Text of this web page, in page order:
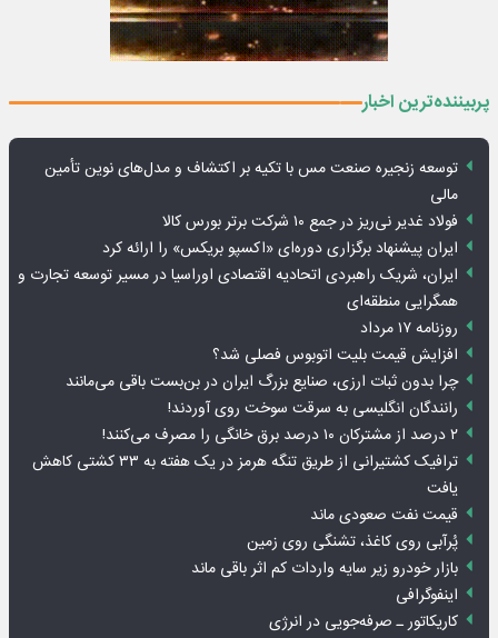
پربیننده‌ترین اخبار
توسعه زنجیره صنعت مس با تکیه بر اکتشاف و مدل‌های نوین تأمین
مالی
فولاد غدیر نی‌ریز در جمع ۱۰ شرکت برتر بورس کالا
ایران پیشنهاد برگزاری دوره‌ای «اکسپو بریکس» را ارائه کرد
ایران، شریک راهبردی اتحادیه اقتصادی اوراسیا در مسیر توسعه تجارت و
همگرایی منطقه‌ای
روزنامه ۱۷ مرداد
افزایش قیمت بلیت اتوبوس فصلی شد؟
چرا بدون ثبات ارزی، صنایع بزرگ ایران در بن‌بست باقی می‌مانند
رانندگان انگلیسی به سرقت سوخت روی آوردند!
۲ درصد از مشترکان ۱۰ درصد برق خانگی را مصرف می‌کنند!
ترافیک کشتیرانی از طریق تنگه هرمز در یک هفته به ۳۳ کشتی کاهش
یافت
قیمت نفت صعودی ماند
پُرآبی روی کاغذ، تشنگی روی زمین
بازار خودرو زیر سایه واردات کم اثر باقی ماند
اینفوگرافی
کاریکاتور ـ صرفه‌جویی در انرژی